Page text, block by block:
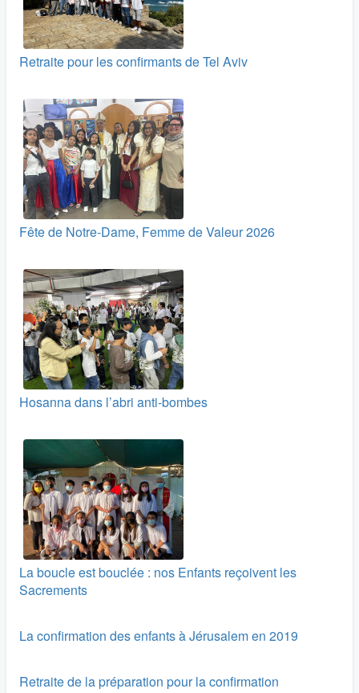
Retraite pour les confirmants de Tel Aviv
Fête de Notre-Dame, Femme de Valeur 2026
Hosanna dans l’abri anti-bombes
La boucle est bouclée : nos Enfants reçoivent les
Sacrements
La confirmation des enfants à Jérusalem en 2019
Retraite de la préparation pour la confirmation